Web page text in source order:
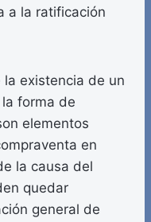
a la ratificación
existencia de un
forma de
elementos
en
la causa del
quedar
general de